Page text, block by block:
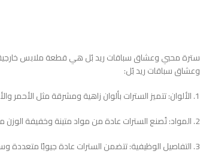
سترة محبي وعشاق سباقات ريد بُل هي قطعة ملابس خارجية
وعشاق سباقات ريد بُل:
1. الألوان: تتميز السترات بألوان زاهية ومشرقة مثل الأحمر والأزرق والأصفر، وقد تحتوي على تصاميم جرافيكية فريدة تشتمل على شعارات ريد بُل ورموز سباقاتها.
2. المواد: تُصنع السترات عادة من مواد متينة وخفيفة الوزن مثل النايلون أو البوليستر، وذلك لتوفير الراحة والحماية من العوامل الجوية السائدة أثناء السباقات.
3. التفاصيل الوظيفية: تتضمن السترات عادة جيوبًا متعددة وسوستة أمامية لسهولة الارتداء والخلع. كما قد تحتوي على طبقات داخلية مبطنة أو قطع قابلة للتعديل لتوفير الدفء والراحة أثناء السباقات.